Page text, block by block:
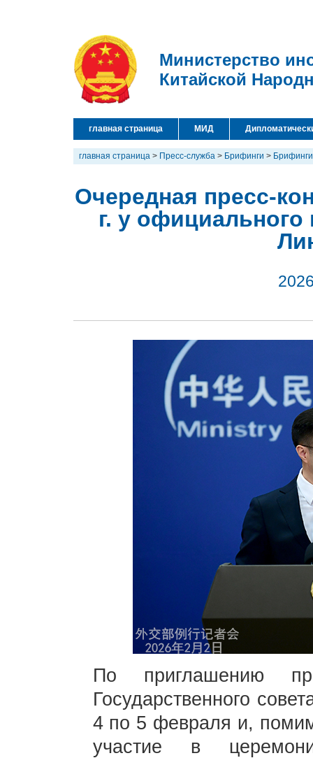
Министерство
Китайской
главная страница МИД
главная страница > Пресс-служба > Брифинги > Брифинги
Очередная пресс-
г. у
По приглашению
Государственного
4 по 5 февраля и,
участие в